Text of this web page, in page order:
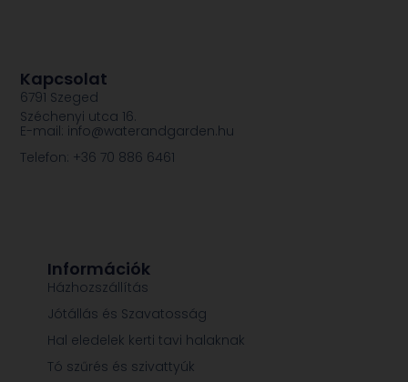
Információk
Házhozszállítás
Jótállás és Szavatosság
Hal eledelek kerti tavi halaknak
Tó szűrés és szivattyúk
Kapcsolat
6791 Szeged
Széchenyi utca 16.
E-mail: info@waterandgarden.hu
Telefon: +36 70 886 6461